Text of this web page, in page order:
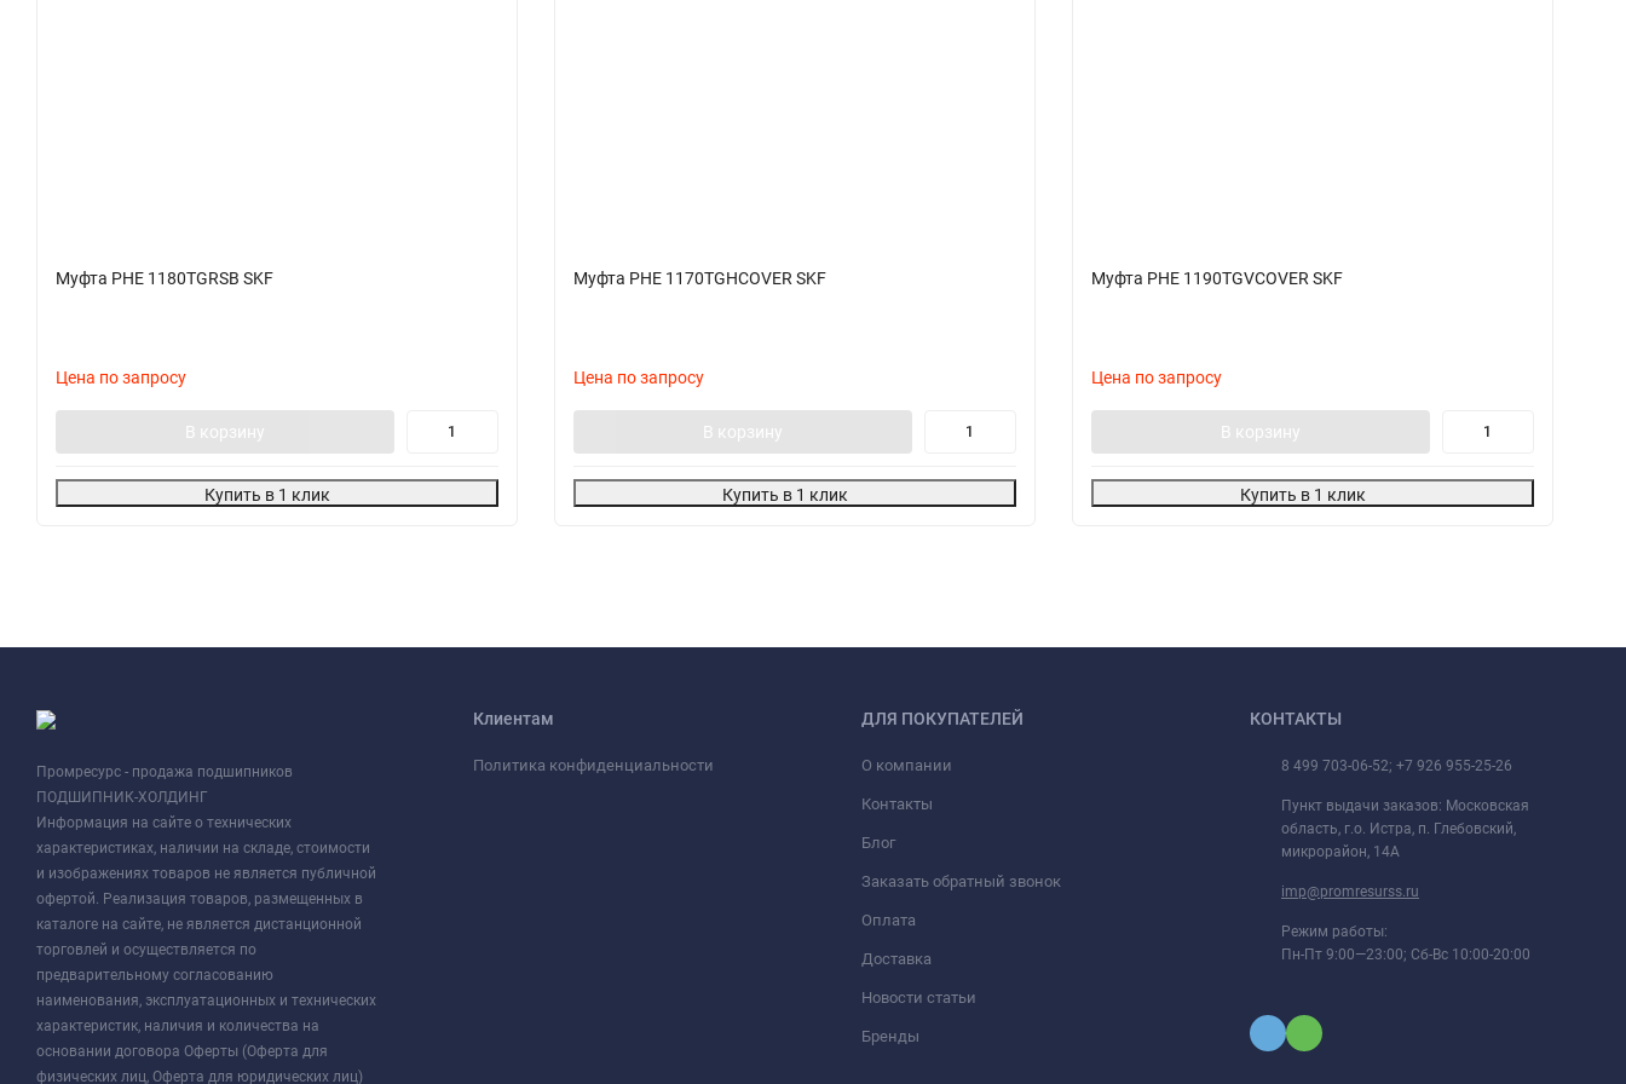
Муфта PHE 1180TGRSB SKF
Цена по запросу
В корзину
Купить в 1 клик
Муфта PHE 1170TGHCOVER SKF
Цена по запросу
В корзину
Купить в 1 клик
Муфта PHE 1190TGVCOVER SKF
Цена по запросу
В корзину
Купить в 1 клик
Промресурс - продажа подшипников
ПОДШИПНИК-ХОЛДИНГ
Информация на сайте о технических
характеристиках, наличии на складе, стоимости
и изображениях товаров не является публичной
офертой. Реализация товаров, размещенных в
каталоге на сайте, не является дистанционной
торговлей и осуществляется по
предварительному согласованию
наименования, эксплуатационных и технических
характеристик, наличия и количества на
основании договора Оферты (Оферта для
физических лиц, Оферта для юридических лиц)
Клиентам
Политика конфиденциальности
ДЛЯ ПОКУПАТЕЛЕЙ
О компании
Контакты
Блог
Заказать обратный звонок
Оплата
Доставка
Новости статьи
Бренды
КОНТАКТЫ
8 499 703-06-52; +7 926 955-25-26
Пункт выдачи заказов: Московская
область, г.о. Истра, п. Глебовский,
микрорайон, 14А
imp@promresurss.ru
Режим работы:
Пн-Пт 9:00—23:00; Сб-Вс 10:00-20:00